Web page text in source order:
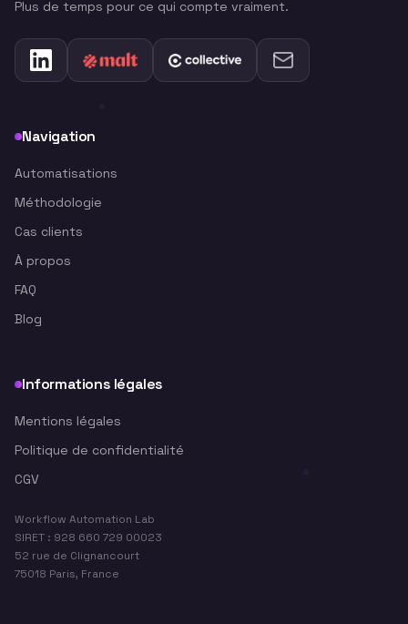
Plus de temps pour ce qui compte vraiment.
Navigation
Automatisations
Méthodologie
Cas clients
À propos
FAQ
Blog
Informations légales
Mentions légales
Politique de confidentialité
CGV
Workflow Automation Lab
SIRET : 928 660 729 00023
52 rue de Clignancourt
75018 Paris, France